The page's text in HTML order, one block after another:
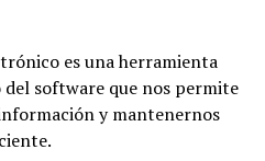
es una herramienta
software que nos permite
y mantenernos